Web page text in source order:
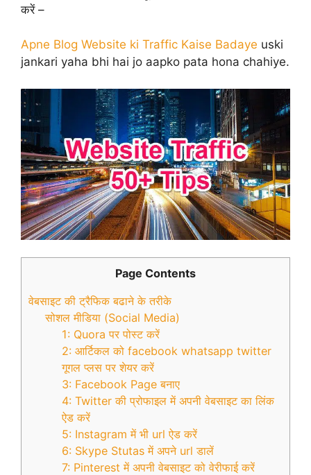
करें –
Apne Blog Website ki Traffic Kaise Badaye uski
jankari yaha bhi hai jo aapko pata hona chahiye.
Page Contents
वेबसाइट की ट्रैफिक बढाने के तरीके
सोशल मीडिया (Social Media)
1: Quora पर पोस्ट करें
2: आर्टिकल को facebook whatsapp twitter
गूगल प्लस पर शेयर करें
3: Facebook Page बनाए
4: Twitter की प्रोफाइल में अपनी वेबसाइट का लिंक
ऐड करें
5: Instagram में भी url ऐड करें
6: Skype Stutas में अपने url डालें
7: Pinterest में अपनी वेबसाइट को वेरीफाई करें